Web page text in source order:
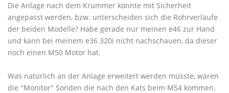
Die Anlage nach dem Krümmer könnte mit Sicherheit
angepasst werden, bzw. unterscheiden sich die Rohrverläufe
der beiden Modelle? Habe gerade nur meinen e46 zur Hand
und kann bei meinem e36 320i nicht nachschauen, da dieser
noch einen M50 Motor hat.
Was natürlich an der Anlage erweitert werden müsste, wären
die "Monitor" Sonden die nach den Kats beim M54 kommen.